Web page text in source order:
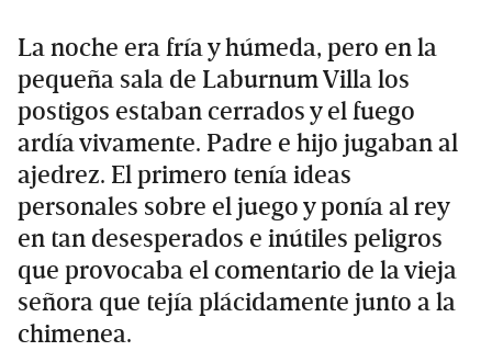
La noche era fría y húmeda, pero en la
pequeña sala de Laburnum Villa los
postigos estaban cerrados y el fuego
ardía vivamente. Padre e hijo jugaban al
ajedrez. El primero tenía ideas
personales sobre el juego y ponía al rey
en tan desesperados e inútiles peligros
que provocaba el comentario de la vieja
señora que tejía plácidamente junto a la
chimenea.